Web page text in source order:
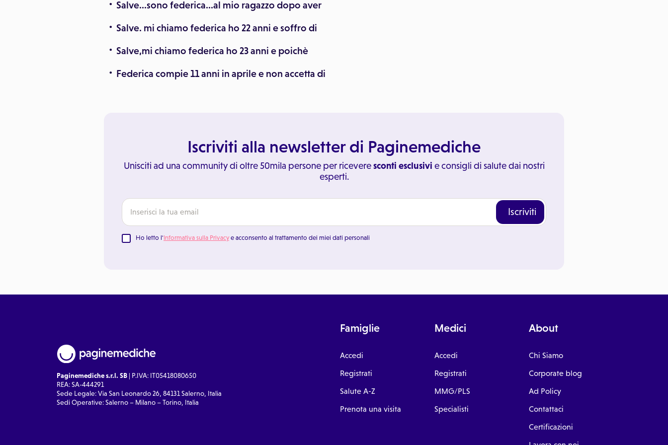
Salve...sono federica...al mio ragazzo dopo aver
Salve. mi chiamo federica ho 22 anni e soffro di
Salve,mi chiamo federica ho 23 anni e poichè
Federica compie 11 anni in aprile e non accetta di
Iscriviti alla newsletter di Paginemediche
Unisciti ad una community di oltre 50mila persone per riceveresconti esclusivi e consigli di salute dai nostri
esperti.
Iscriviti
Ho letto l'Informativa sulla Privacy e acconsento al trattamento dei miei dati personali
Paginemediche s.r.l. SB | P.IVA: IT05418080650
REA: SA-444291
Sede Legale: Via San Leonardo 26, 84131 Salerno, Italia
Sedi Operative: Salerno – Milano – Torino, Italia
Famiglie
Accedi
Registrati
Salute A-Z
Prenota una visita
Medici
Accedi
Registrati
MMG/PLS
Specialisti
About
Chi Siamo
Corporate blog
Ad Policy
Contattaci
Certificazioni